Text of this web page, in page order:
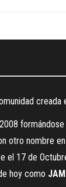
creada
otro nombre
el 17 de
hoy como